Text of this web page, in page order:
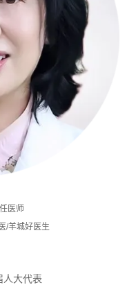
医师
/羊城好医生
人大代表